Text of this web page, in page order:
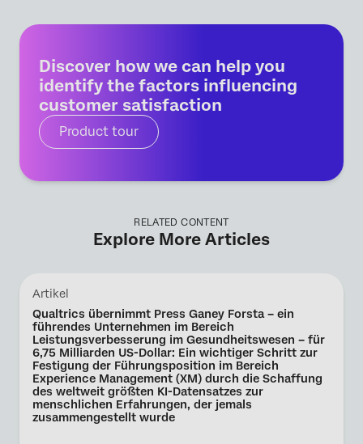
Discover how we can help you
identify the factors influencing
customer satisfaction
Product tour
RELATED CONTENT
Explore More Articles
Artikel
Qualtrics übernimmt Press Ganey Forsta – ein
führendes Unternehmen im Bereich
Leistungsverbesserung im Gesundheitswesen – für
6,75 Milliarden US-Dollar: Ein wichtiger Schritt zur
Festigung der Führungsposition im Bereich
Experience Management (XM) durch die Schaffung
des weltweit größten KI-Datensatzes zur
menschlichen Erfahrungen, der jemals
zusammengestellt wurde